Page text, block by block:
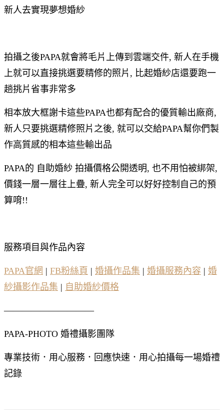
新人去實現夢想婚紗
拍攝之後PAPA就會將毛片上傳到雲端交件, 新人在手機
上就可以直接挑選要精修的照片, 比起婚紗店還要跑一
趟挑片省事非常多
相本放大框謝卡這些PAPA也都有配合的優質輸出廠商,
新人只要挑選精修照片之後, 就可以交給PAPA幫你們製
作高質感的相本這些輸出品
PAPA的 自助婚紗 拍攝價格公開透明, 也不用怕被綁架,
價錢一層一層往上疊, 新人完全可以好好控制自己的預
算唷!!
服務項目與作品內容
PAPA官網 | FB粉絲頁 | 婚攝作品集 | 婚攝服務內容 | 婚
紗攝影作品集 | 自助婚紗價格
——————————
PAPA-PHOTO 婚禮攝影團隊
專業技術．用心服務．回應快速．用心拍攝每一場婚禮
記錄